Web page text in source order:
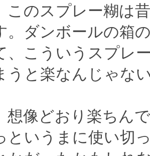
このスプレー糊は
。ダンボールの箱
、こういうスプレ
うと楽なんじゃな
想像どおり楽ちん
というまに使い切